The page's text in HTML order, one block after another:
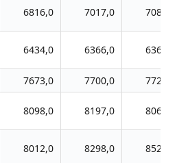
6816,0 7017,0 7087,0
6434,0 6366,0 6362,0
7673,0 7700,0
7721,0
8098,0 8197,0 8069,0
8012,0 8298,0 8524,0